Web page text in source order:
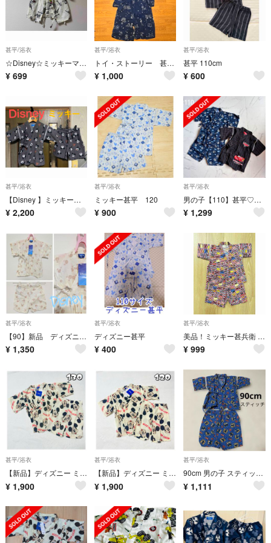
甚平/浴衣
☆Disney☆ミッキーマウス 甚平 セットアップ ロック柄
¥ 699
甚平/浴衣
トイ・ストーリー 甚平 110センチ
¥ 1,000
甚平/浴衣
甚平 110cm
¥ 600
甚平/浴衣
【Disney 】ミッキーマウス 甚平 上下セット グレー 総柄 キッズ 120
¥ 2,200
甚平/浴衣
ミッキー甚平 120
¥ 900
甚平/浴衣
男の子【110】甚平♡青♡黒♡龍♡2枚セット♡まとめ売り♡綿100%♡カーズ♡黒
¥ 1,299
甚平/浴衣
【90】新品 ディズニー 甚平
¥ 1,350
甚平/浴衣
ディズニー甚平
¥ 400
甚平/浴衣
美品！ミッキー甚兵衛 90
¥ 999
甚平/浴衣
【新品】ディズニー ミッキーマウス 甚平 130
¥ 1,900
甚平/浴衣
【新品】ディズニー ミッキーマウス 甚平 120
¥ 1,900
甚平/浴衣
90cm 男の子 スティッチ柄 甚平 ディズニー 上下セット Disney
¥ 1,111